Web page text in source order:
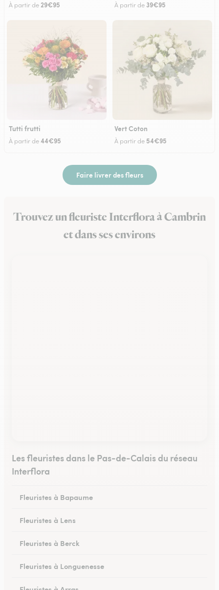
À partir de 29€95 À partir de 39€95
Tutti frutti
À partir de44€95
Vert Coton
À partir de 54€95
Faire livrer des fleurs
Trouvez un fleuriste Interflora à Cambrin
et dans ses environs
Les fleuristes dans le Pas-de-Calais du réseau
Interflora
Fleuristes à Bapaume
Fleuristes à Lens
Fleuristes à Berck
Fleuristes à Longuenesse